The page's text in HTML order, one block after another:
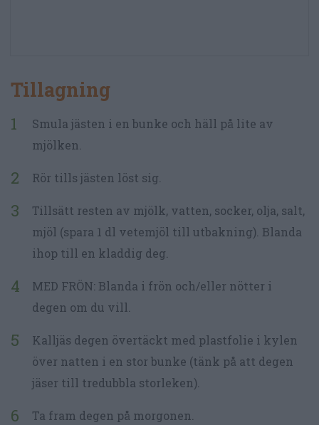
Tillagning
Smula jästen i en bunke och häll på lite av
mjölken.
Rör tills jästen löst sig.
Tillsätt resten av mjölk, vatten, socker, olja, salt,
mjöl (spara 1 dl vetemjöl till utbakning). Blanda
ihop till en kladdig deg.
MED FRÖN: Blanda i frön och/eller nötter i
degen om du vill.
Kalljäs degen övertäckt med plastfolie i kylen
över natten i en stor bunke (tänk på att degen
jäser till tredubbla storleken).
Ta fram degen på morgonen.